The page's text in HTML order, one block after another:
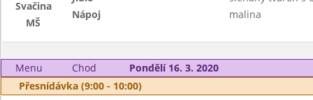
Svačina
MŠ
Nápoj
malina
Menu Chod
Pondělí 16. 3. 2020
Přesnídávka (9:00 - 10:00)